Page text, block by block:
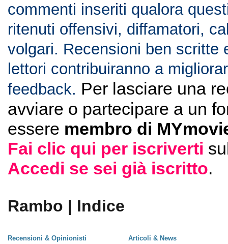
commenti inseriti qualora
ritenuti offensivi, diffamatori,
volgari. Recensioni ben scritte
lettori contribuiranno a
feedback. Per lasciare una
avviare o partecipare a un
essere membro di
Fai clic qui per iscriverti
Accedi se sei già iscritto.
Rambo | Indice
Recensioni & Opinionisti
Articoli & News